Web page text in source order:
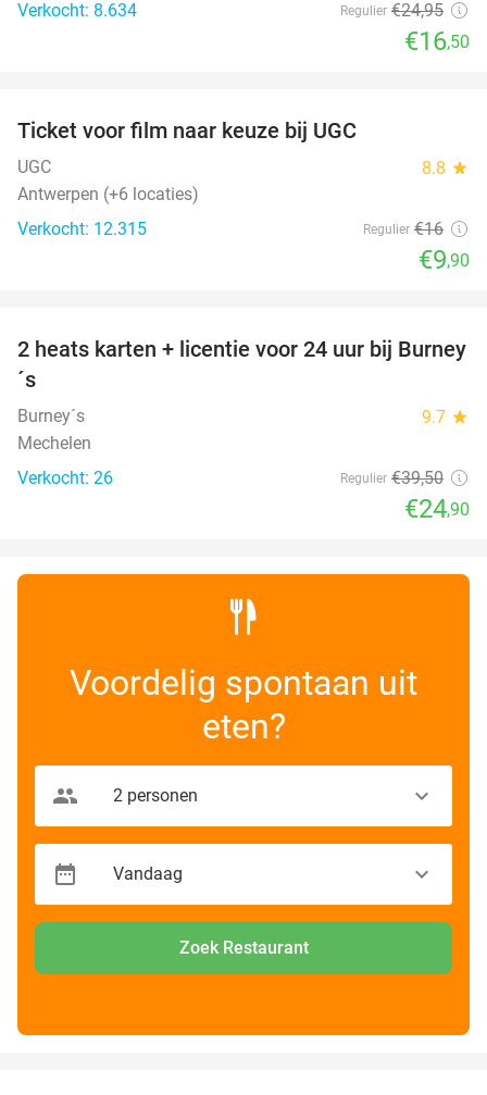
Verkocht: 8.634 Regulier €24,95
€16,50
Ticket voor film naar keuze bij UGC
UGC 8.8 star
Antwerpen (+6 locaties)
Verkocht: 12.315
Regulier €16
€9,90
37%
2 heats karten + licentie voor 24 uur bij Burney
´s
Burney´s 9.7 star
Mechelen
Verkocht: 26
Regulier €39,50
€24,90
Voordelig spontaan uit
eten?
Zoek Restaurant